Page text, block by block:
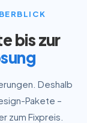
bis zur
Deshalb
Pakete –
zum Fixpreis.